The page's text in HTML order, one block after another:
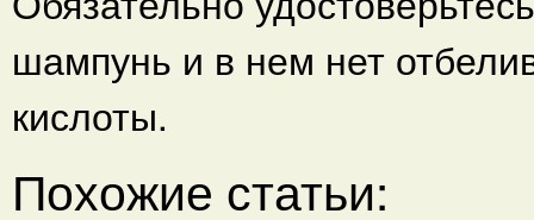
шампунь и в нем нет
кислоты.
Похожие статьи: